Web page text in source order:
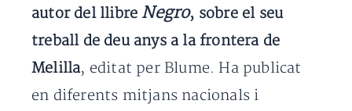
autor del llibre Negro, sobre el seu
treball de deu anys a la frontera de
Melilla, editat per Blume. Ha publicat
en diferents mitjans nacionals i